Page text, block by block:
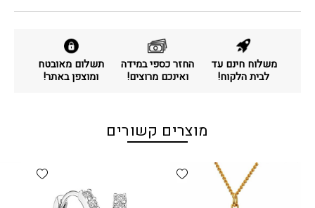
משלוח חינם עד
לבית הלקוח!
החזר כספי במידה
ואינכם מרוצים!
תשלום מאובטח
ומוצפן באתר!
מוצרים קשורים
Add wishlist
wishlist